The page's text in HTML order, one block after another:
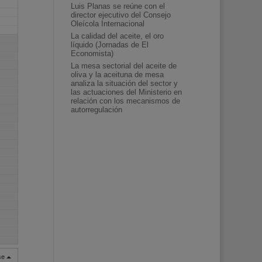
Luis Planas se reúne con el
director ejecutivo del Consejo
Oleícola Internacional
La calidad del aceite, el oro
líquido (Jornadas de El
Economista)
La mesa sectorial del aceite de
oliva y la aceituna de mesa
analiza la situación del sector y
las actuaciones del Ministerio en
relación con los mecanismos de
autorregulación